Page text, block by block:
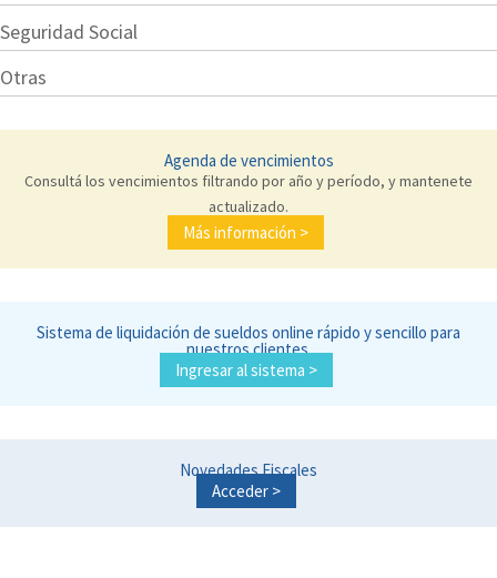
Seguridad Social
Otras
Agenda de vencimientos
Consultá los vencimientos filtrando por año y período, y mantenete
actualizado.
Más información >
Sistema de liquidación de sueldos online rápido y sencillo para
nuestros clientes.
Ingresar al sistema >
Novedades Fiscales
Acceder >